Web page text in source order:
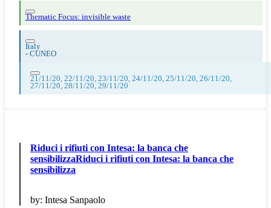
Thematic Focus: invisible waste
Italy
- CUNEO
21/11/20, 22/11/20, 23/11/20, 24/11/20, 25/11/20, 26/11/20,
27/11/20, 28/11/20, 29/11/20
Riduci i rifiuti con Intesa: la banca che
sensibilizzaRiduci i rifiuti con Intesa: la banca che
sensibilizza
by: Intesa Sanpaolo